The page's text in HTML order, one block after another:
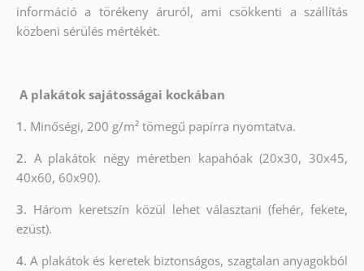
információ a törékeny áruról, ami csökkenti a szállítás
közbeni sérülés mértékét.
A plakátok sajátosságai kockában
1. Minőségi, 200 g/m² tömegű papírra nyomtatva.
2. A plakátok négy méretben kapahóak (20x30, 30x45,
40x60, 60x90).
3. Három keretszín közül lehet választani (fehér, fekete,
ezüst).
4.A plakátok és keretek biztonságos, szagtalan anyagokból